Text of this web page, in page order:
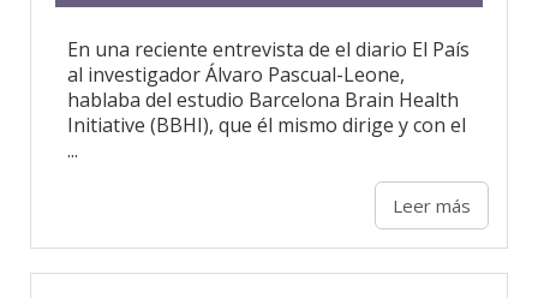
En una reciente entrevista de el diario El País
al investigador Álvaro Pascual-Leone,
hablaba del estudio Barcelona Brain Health
Initiative (BBHI), que él mismo dirige y con el
...
Leer más